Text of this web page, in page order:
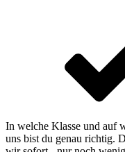
In welche Klasse und auf
uns bist du genau richtig.